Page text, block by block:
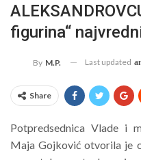
figurina“
By M.P. Last updated
Share
Potpredsednica Vlade i
Maja Gojković otvorila je